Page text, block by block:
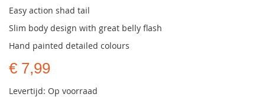
Easy action shad tail
Slim body design with great belly flash
Hand painted detailed colours
€ 7,99
Levertijd: Op voorraad